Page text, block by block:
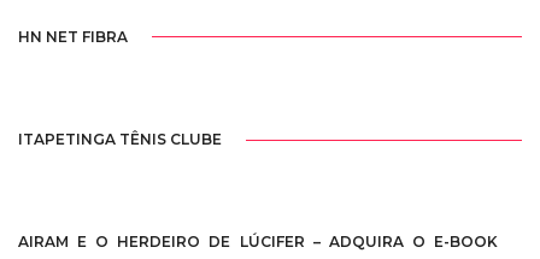
HN NET FIBRA
ITAPETINGA TÊNIS CLUBE
AIRAM E O HERDEIRO DE LÚCIFER – ADQUIRA O E-BOOK